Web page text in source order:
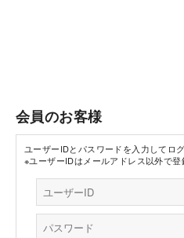
会員のお客様
ユーザーIDとパスワードを入力してロ
※ユーザーIDはメールアドレス以外で登